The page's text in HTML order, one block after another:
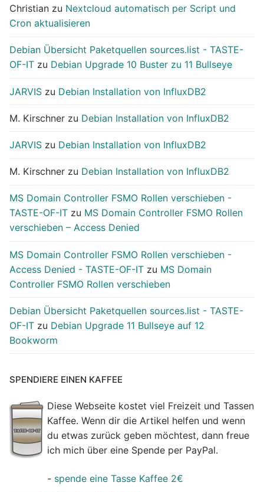
Christian zu Nextcloud automatisch per Script und
Cron aktualisieren
Debian Übersicht Paketquellen sources.list - TASTE-
OF-IT zu Debian Upgrade 10 Buster zu 11 Bullseye
JARVIS zu Debian Installation von InfluxDB2
M. Kirschner zu Debian Installation von InfluxDB2
JARVIS zu Debian Installation von InfluxDB2
M. Kirschner zu Debian Installation von InfluxDB2
MS Domain Controller FSMO Rollen verschieben -
TASTE-OF-IT zu MS Domain Controller FSMO Rollen
verschieben – Access Denied
MS Domain Controller FSMO Rollen verschieben -
Access Denied - TASTE-OF-IT zu MS Domain
Controller FSMO Rollen verschieben
Debian Übersicht Paketquellen sources.list - TASTE-
OF-IT zu Debian Upgrade 11 Bullseye auf 12
Bookworm
SPENDIERE EINEN KAFFEE
Diese Webseite kostet viel Freizeit und Tassen
Kaffee. Wenn dir die Artikel helfen und wenn
du etwas zurück geben möchtest, dann freue
ich mich über eine Spende per PayPal.
- spende eine Tasse Kaffee 2€